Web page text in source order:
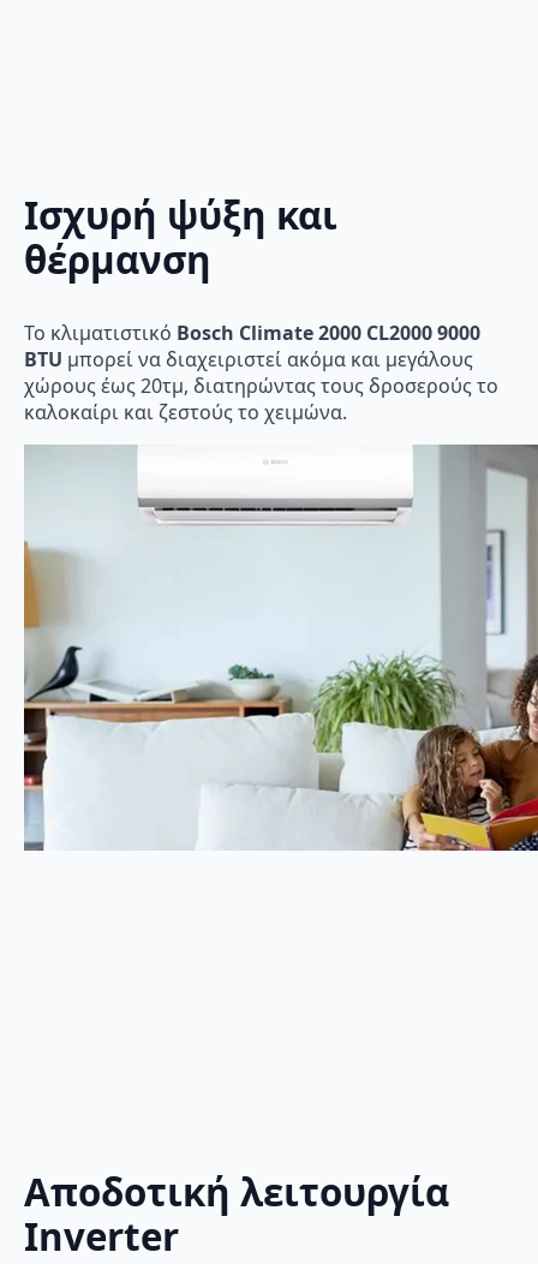
Ισχυρή ψύξη και
θέρμανση
Το κλιματιστικό Bosch Climate 2000 CL2000 9000
BTU μπορεί να διαχειριστεί ακόμα και μεγάλους
χώρους έως 20τμ, διατηρώντας τους δροσερούς το
καλοκαίρι και ζεστούς το χειμώνα.
Αποδοτική λειτουργία
Inverter